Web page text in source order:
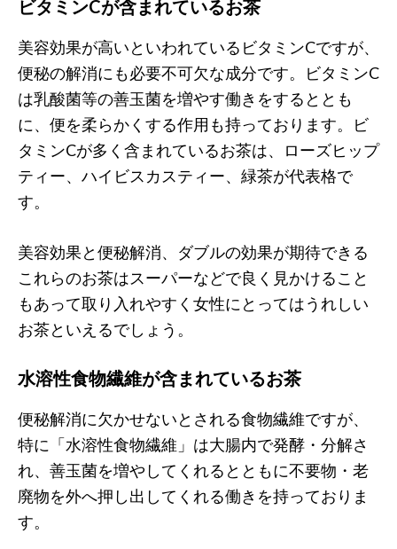
ビタミンCが含まれているお茶
美容効果が高いといわれているビタミンCですが、
便秘の解消にも必要不可欠な成分です。ビタミンC
は乳酸菌等の善玉菌を増やす働きをするととも
に、便を柔らかくする作用も持っております。ビ
タミンCが多く含まれているお茶は、ローズヒップ
ティー、ハイビスカスティー、緑茶が代表格で
す。
美容効果と便秘解消、ダブルの効果が期待できる
これらのお茶はスーパーなどで良く見かけること
もあって取り入れやすく女性にとってはうれしい
お茶といえるでしょう。
水溶性食物繊維が含まれているお茶
便秘解消に欠かせないとされる食物繊維ですが、
特に「水溶性食物繊維」は大腸内で発酵・分解さ
れ、善玉菌を増やしてくれるとともに不要物・老
廃物を外へ押し出してくれる働きを持っておりま
す。